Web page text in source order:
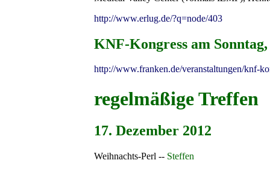
http://www.erlug.de/?q=node/403
KNF-Kongress am
http://www.franken.de/veranstaltungen/knf-
regelmäßige Treffen
17. Dezember 2012
Weihnachts-Perl -- Steffen